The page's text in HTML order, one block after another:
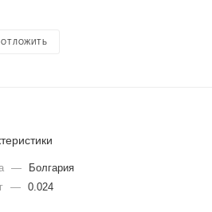
ОТЛОЖИТЬ
—
Болгария
— 0.024